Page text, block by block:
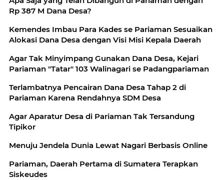
Rp 387 M Dana Desa?
Kemendes Imbau Para Kades se Pariaman Sesuaikan
Alokasi Dana Desa dengan Visi Misi Kepala Daerah
Agar Tak Minyimpang Gunakan Dana Desa, Kejari
Pariaman "Tatar" 103 Walinagari se Padangpariaman
Terlambatnya Pencairan Dana Desa Tahap 2 di
Pariaman Karena Rendahnya SDM Desa
Agar Aparatur Desa di Pariaman Tak Tersandung
Tipikor
Menuju Jendela Dunia Lewat Nagari Berbasis Online
Pariaman, Daerah Pertama di Sumatera Terapkan
Siskeudes